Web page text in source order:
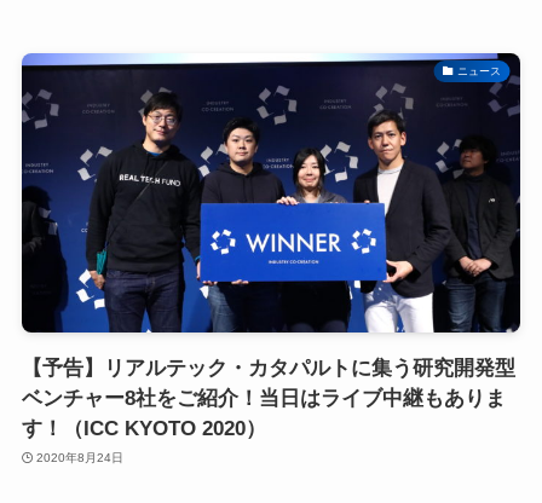
ニュース
【予告】リアルテック・カタパルトに集う研究開発型
ベンチャー8社をご紹介！当日はライブ中継もありま
す！（ICC KYOTO 2020）
2020年8月24日